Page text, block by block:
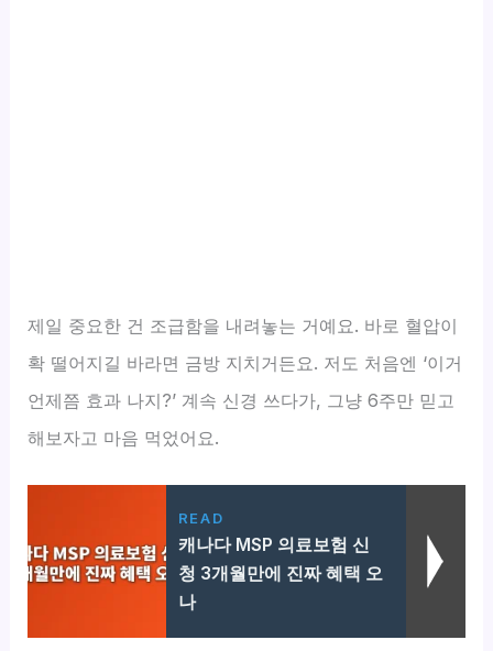
제일 중요한 건 조급함을 내려놓는 거예요. 바로 혈압이
확 떨어지길 바라면 금방 지치거든요. 저도 처음엔 ‘이거
언제쯤 효과 나지?’ 계속 신경 쓰다가, 그냥 6주만 믿고
해보자고 마음 먹었어요.
READ
캐나다 MSP 의료보험 신
청 3개월만에 진짜 혜택 오
나